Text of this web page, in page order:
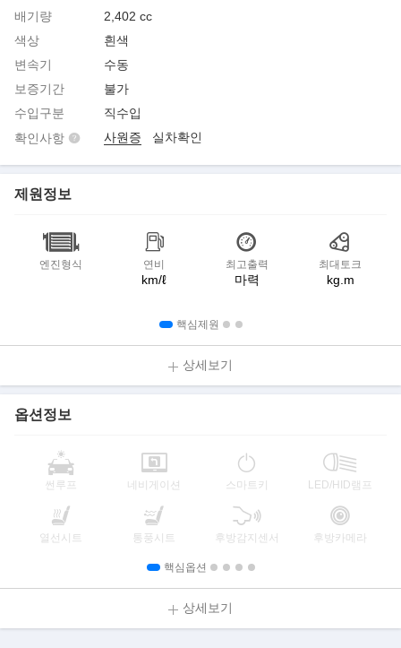
배기량
2,402 cc
색상
흰색
변속기
수동
보증기간
불가
수입구분
직수입
확인사항
사원증 실차확인
제원정보
엔진형식 연비
km/ℓ
최고출력
마력
최대토크
kg.m
핵심제원
상세보기
옵션정보
썬루프 네비게이션 스마트키 LED/HID램프
열선시트 통풍시트 후방감지센서 후방카메라
핵심옵션
상세보기